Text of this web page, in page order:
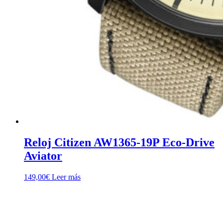
Reloj Citizen AW1365-19P Eco-Drive
Aviator
149,00€ Leer más